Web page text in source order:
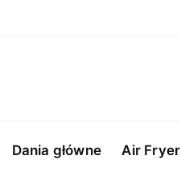
Dania główne Air Fryer